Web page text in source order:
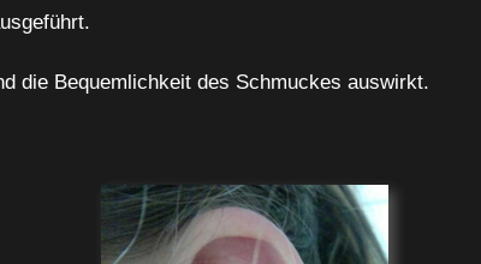
die Bequemlichkeit des Schmuckes auswirkt.